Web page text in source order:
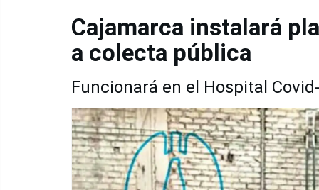
Cajamarca instalará
a colecta pública
Funcionará en el Hospital